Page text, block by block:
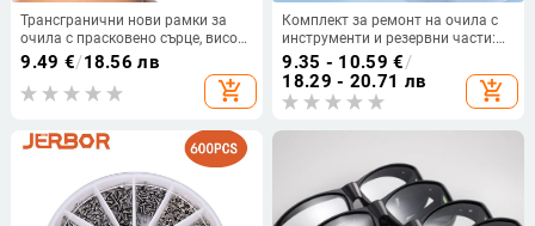
Трансгранични нови рамки за
очила с прасковено сърце, висок
клас, Sense catwalk, нишови леки
луксозни рамки за очила с
кристали, дамски диамантени
9.49 €/18.56 лв
add_shopping_cart
Комплект за ремонт на очила с
инструменти и резервни части:
носни подложки, гайки и шайби,
винтове и отвертка
9.35 - 10.59 €/
18.29 - 20.71 лв
add_shopping_cart